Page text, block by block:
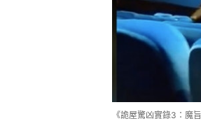
《詭屋驚凶實錄3：魔